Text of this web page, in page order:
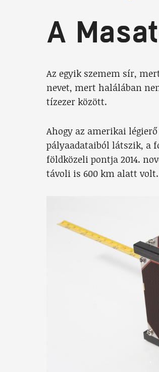
A
Az egyik szemem sír,
nevet, mert halálában
tízezer között.
Ahogy az amerikai
pályaadataiból látszik, a
földközeli pontja 2014.
távoli is 600 km alatt volt.